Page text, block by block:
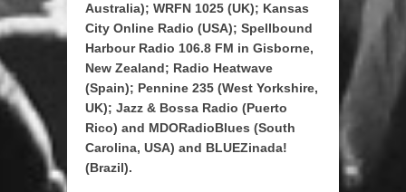
Australia); WRFN 1025 (UK); Kansas
City Online Radio (USA); Spellbound
Harbour Radio 106.8 FM in Gisborne,
New Zealand; Radio Heatwave
(Spain); Pennine 235 (West Yorkshire,
UK); Jazz & Bossa Radio (Puerto
Rico) and MDORadioBlues (South
Carolina, USA) and BLUEZinada!
(Brazil).